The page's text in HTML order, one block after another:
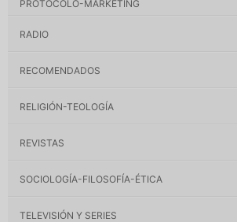
PROTOCOLO-MARKETING
RADIO
RECOMENDADOS
RELIGIÓN-TEOLOGÍA
REVISTAS
SOCIOLOGÍA-FILOSOFÍA-ÉTICA
TELEVISIÓN Y SERIES